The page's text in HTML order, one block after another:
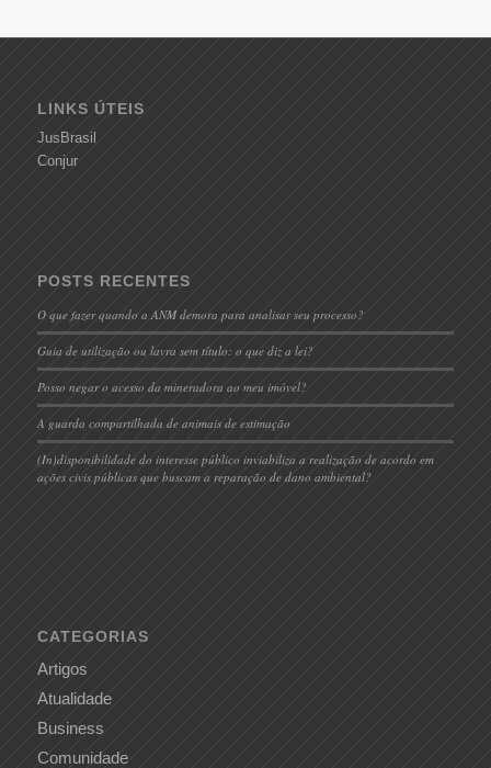
LINKS ÚTEIS
JusBrasil
Conjur
POSTS RECENTES
O que fazer quando a ANM demora para analisar seu processo?
Guia de utilização ou lavra sem título: o que diz a lei?
Posso negar o acesso da mineradora ao meu imóvel?
A guarda compartilhada de animais de estimação
(In)disponibilidade do interesse público inviabiliza a realização de acordo em
ações civis públicas que buscam a reparação de dano ambiental?
CATEGORIAS
Artigos
Atualidade
Business
Comunidade